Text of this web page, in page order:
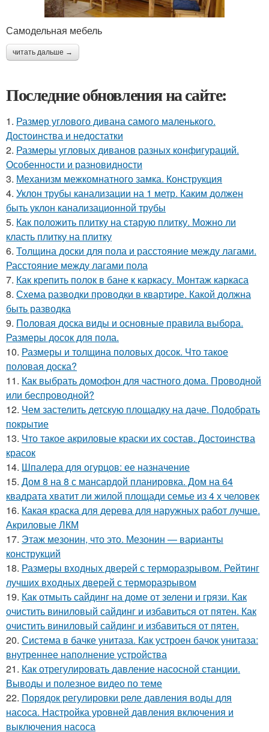
Самодельная мебель
читать дальше →
Последние обновления на сайте:
1. Размер углового дивана самого маленького.
Достоинства и недостатки
2. Размеры угловых диванов разных конфигураций.
Особенности и разновидности
3. Механизм межкомнатного замка. Конструкция
4. Уклон трубы канализации на 1 метр. Каким должен
быть уклон канализационной трубы
5. Как положить плитку на старую плитку. Можно ли
класть плитку на плитку
6. Толщина доски для пола и расстояние между лагами.
Расстояние между лагами пола
7. Как крепить полок в бане к каркасу. Монтаж каркаса
8. Схема разводки проводки в квартире. Какой должна
быть разводка
9. Половая доска виды и основные правила выбора.
Размеры досок для пола.
10. Размеры и толщина половых досок. Что такое
половая доска?
11. Как выбрать домофон для частного дома. Проводной
или беспроводной?
12. Чем застелить детскую площадку на даче. Подобрать
покрытие
13. Что такое акриловые краски их состав. Достоинства
красок
14. Шпалера для огурцов: ее назначение
15. Дом 8 на 8 с мансардой планировка. Дом на 64
квадрата хватит ли жилой площади семье из 4 х человек
16. Какая краска для дерева для наружных работ лучше.
Акриловые ЛКМ
17. Этаж мезонин, что это. Мезонин — варианты
конструкций
18. Размеры входных дверей с терморазрывом. Рейтинг
лучших входных дверей с терморазрывом
19. Как отмыть сайдинг на доме от зелени и грязи. Как
очистить виниловый сайдинг и избавиться от пятен. Как
очистить виниловый сайдинг и избавиться от пятен.
20. Система в бачке унитаза. Как устроен бачок унитаза:
внутреннее наполнение устройства
21. Как отрегулировать давление насосной станции.
Выводы и полезное видео по теме
22. Порядок регулировки реле давления воды для
насоса. Настройка уровней давления включения и
выключения насоса